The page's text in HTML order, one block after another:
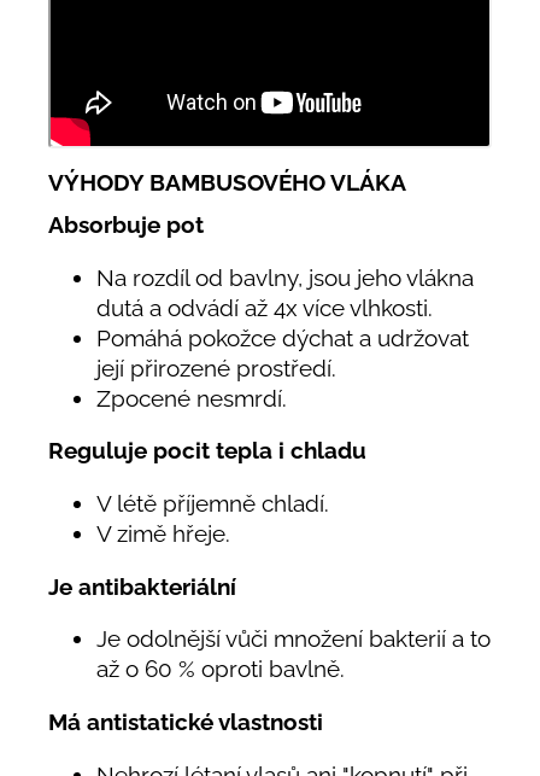
VÝHODY BAMBUSOVÉHO VLÁKA
Absorbuje pot
Na rozdíl od bavlny, jsou jeho vlákna
dutá a odvádí až 4x více vlhkosti.
Pomáhá pokožce dýchat a udržovat
její přirozené prostředí.
Zpocené nesmrdí.
Reguluje pocit tepla i chladu
V létě příjemně chladí.
V zimě hřeje.
Je antibakteriální
Je odolnější vůči množení bakterií a to
až o 60 % oproti bavlně.
Má antistatické vlastnosti